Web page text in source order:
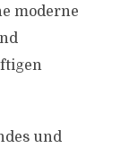
moderne
und